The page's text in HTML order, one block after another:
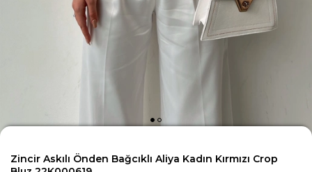
Zincir Askılı Önden Bağcıklı Aliya Kadın Kırmızı Crop